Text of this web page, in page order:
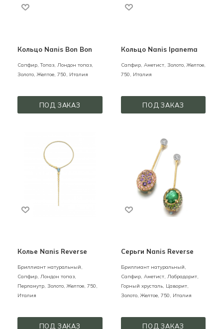
Кольцо Nanis Bon Bon
Сапфир, Топаз, Лондон топаз,
Золото, Желтое, 750, Италия
ПОД ЗАКАЗ
Кольцо Nanis Ipanema
Сапфир, Аметист, Золото, Желтое,
750,
Италия
ПОД ЗАКАЗ
Колье Nanis Reverse
Бриллиант натуральный,
Сапфир, Лондон топаз,
Перламутр, Золото,Желтое, 750,
Италия
ПОД ЗАКАЗ
Серьги Nanis Reverse
Бриллиант натуральный,
Сапфир, Аметист, Лабрадорит,
Горный хрусталь, Цаворит,
Золото,Желтое, 750, Италия
ПОД ЗАКАЗ